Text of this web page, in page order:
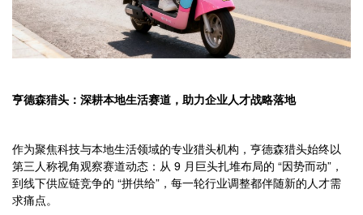
亨德森猎头：深耕本地生活赛道，助力企业人才战略落地
作为聚焦科技与本地生活领域的专业猎头机构，亨德森猎头始终以
第三人称视角观察赛道动态：从 9 月巨头扎堆布局的 “因势而动”，
到线下供应链竞争的 “拼供给”，每一轮行业调整都伴随新的人才需
求痛点。